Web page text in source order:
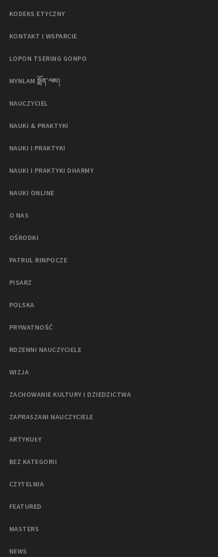
KODEKS ETYCZNY
KONTAKT I WSPARCIE
LOPON TSERING GONPO
MYNLAM སྨོན་ལམ།
NAUCZYCIEL
NAUKI & PRAKTYKI
NAUKI I PRAKTYKI
NAUKI I PRAKTYKI DHARMY
NAUKI ONLINE
O NAS
OŚRODKI
PATRUL RINPOCZE
PISARZ
POLSKA
PRYWATNOŚĆ
RDZENNI NAUCZYCIELE
WIZJA
ZACHOWANIE KULTURY I DZIEDZICTWA
ZAPRASZANI NAUCZYCIELE
ARTYKUŁY
BEZ KATEGORII
CZYTELNIA
FEATURED
MASTERS
NEWS